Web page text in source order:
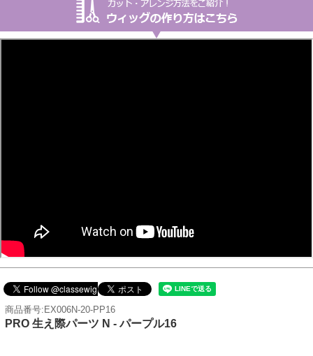
商品番号:EX006N-20-PP16
PRO 生え際パーツ N - パープル16